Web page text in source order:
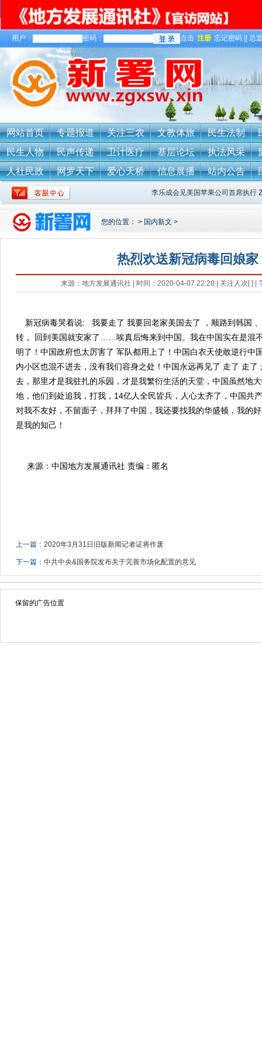
用户： 密码： 点击 注册 忘记密码 || 总
关于我们
网站首页 专题报道 关注三农 文教体旅 民生法制
民生人物
民声传递 卫计医疗 基层论坛 执法风采
人社民政
网罗天下 爱心天桥 信息展播 站内公告
李乐成会见美国苹果公司首席执行
您的位置： > 国内新文 >
热烈欢送新冠病毒回娘家
来源：地方发展通讯社 | 时间：2020-04-07 22:28 | 关注人次[] |
新冠病毒哭着说: 我要走了 我要回老家美国去了 ，顺路到韩国
转， 回到美国就安家了……唉真后悔来到中国。我在中国实在是混
明了！中国政府也太厉害了 军队都用上了！中国白衣天使敢逆行中
内小区也混不进去，没有我们容身之处！中国永远再见了 走了 走了
去，那里才是我驻扎的乐园，才是我繁衍生活的天堂，中国虽然地
地，他们到处追我，打我，14亿人全民皆兵，人心太齐了，中国共
对我不友好，不留面子，拜拜了中国，我还要找我的华盛顿，我的
是我的知己！
来源：中国地方发展通讯社 责编：匿名
上一篇： 2020年3月31日旧版新闻记者证将作废
下一篇： 中共中央&国务院发布关于完善市场化配置的意见
保留的广告位置